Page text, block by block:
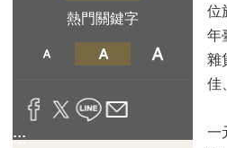
熱門關鍵字
:::
位
年
雜
佳
一